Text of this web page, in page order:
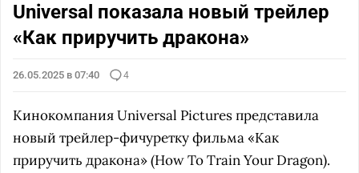
Universal показала новый трейлер
«Как приручить дракона»
26.05.2025 в 07:40 4
Кинокомпания Universal Pictures представила
новый трейлер-фичуретку фильма «Как
приручить дракона» (How To Train Your Dragon).